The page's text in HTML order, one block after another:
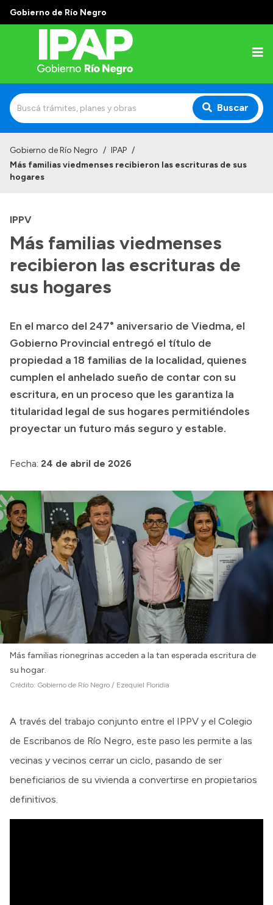
Gobierno de Río Negro
Buscar
Institucional
Autoridades
Alumnos
Docentes y Capacitadores
Delegaciones
Accesos directos
SIU GUARANÍ
SECUNDARIO
TECNICATURAS
CAPACITACIONES
Gobierno de Río Negro / IPAP /
Más familias viedmenses recibieron las escrituras de sus
hogares
IPPV
Más familias viedmenses
recibieron las escrituras de
sus hogares
En el marco del 247° aniversario de Viedma, el
Gobierno Provincial entregó el título de
propiedad a 18 familias de la localidad, quienes
cumplen el anhelado sueño de contar con su
escritura, en un proceso que les garantiza la
titularidad legal de sus hogares permitiéndoles
proyectar un futuro más seguro y estable.
Fecha: 24 de abril de 2026
Más familias rionegrinas acceden a la tan esperada escritura de
su hogar.
Crédito: Gobierno de Río Negro / Ezequiel Floridia
A través del trabajo conjunto entre el IPPV y el Colegio
de Escribanos de Río Negro, este paso les permite a las
vecinas y vecinos cerrar un ciclo, pasando de ser
beneficiarios de su vivienda a convertirse en propietarios
definitivos.